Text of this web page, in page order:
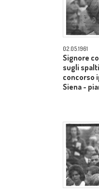
02.05.1961
Signore
sugli
concorso
Siena -